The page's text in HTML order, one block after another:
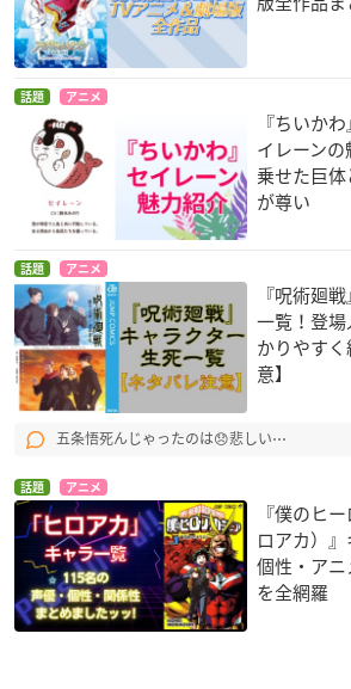
話題 アニメ
『ちいか
イレーン
乗せた巨
が尊い
話題 アニメ
『呪術廻
一覧！登
かりやす
意】
五条悟死んじゃったのは😞悲しい⋯
話題 アニメ
『僕のヒ
ロアカ）
個性・ア
を全網羅